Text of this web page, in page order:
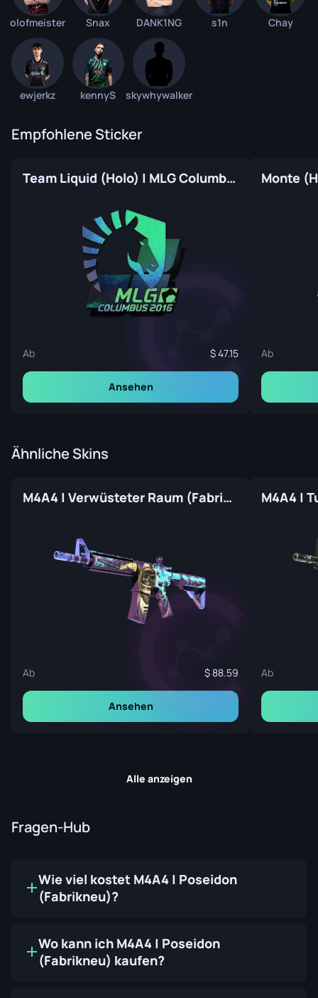
olofmeister Snax DANK1NG s1n Chay
ewjerkz kennyS skywhywalker
Empfohlene Sticker
Team Liquid (Holo) | MLG Columbus 2016
Ab 47.15
Ansehen
Monte
Ab
Ähnliche Skins
M4A4 | Verwüsteter Raum (Fabrikneu)
Ab 88.59
Ansehen
M4A4 |
Ab
Alle anzeigen
Fragen-Hub
Wie viel kostet M4A4 | Poseidon
(Fabrikneu)?
Wo kann ich M4A4 | Poseidon
(Fabrikneu) kaufen?